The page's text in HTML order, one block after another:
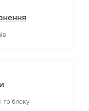
го блоку